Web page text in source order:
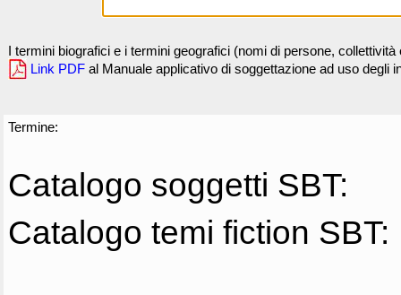
I termini biografici e i termini geografici (nomi di persone,
Link PDF al Manuale applicativo di soggettazione ad uso degli
Termine:
Catalogo soggetti SBT:
Catalogo temi fiction SBT: